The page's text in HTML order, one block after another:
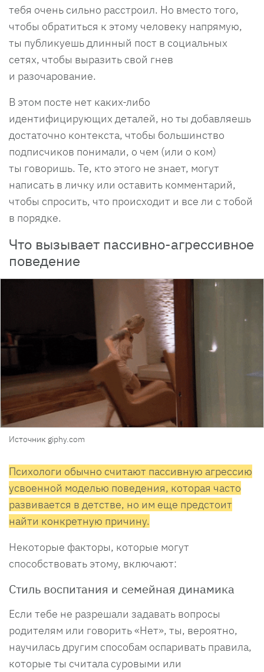
тебя очень сильно расстроил. Но вместо того,
чтобы обратиться к этому человеку напрямую,
ты публикуешь длинный пост в социальных
сетях, чтобы выразить свой гнев
и разочарование.
В этом посте нет каких-либо
идентифицирующих деталей, но ты добавляешь
достаточно контекста, чтобы большинство
подписчиков понимали, о чем (или о ком)
ты говоришь. Те, кто этого не знает, могут
написать в личку или оставить комментарий,
чтобы спросить, что происходит и все ли с тобой
в порядке.
Что вызывает пассивно-агрессивное
поведение
Источник giphy.com
Психологи обычно считают пассивную агрессию
усвоенной моделью поведения, которая часто
развивается в детстве, но им еще предстоит
найти конкретную причину.
Некоторые факторы, которые могут
способствовать этому, включают:
Стиль воспитания и семейная динамика
Если тебе не разрешали задавать вопросы
родителям или говорить «Нет», ты, вероятно,
научилась другим способам оспаривать правила,
которые ты считала суровыми или